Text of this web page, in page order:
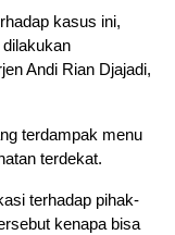
kasus ini,
Andi Rian Djajadi,
terdampak menu
terdekat.
terhadap pihak-
kenapa bisa